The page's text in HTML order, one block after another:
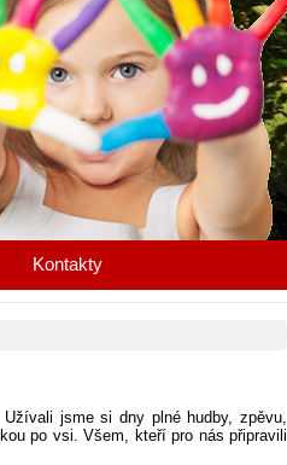
Kontakty
jsme si dny plné hudby, zpěvu,
po vsi. Všem, kteří pro nás připravili